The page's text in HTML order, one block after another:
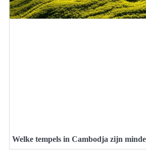
Welke tempels in Cambodja zijn